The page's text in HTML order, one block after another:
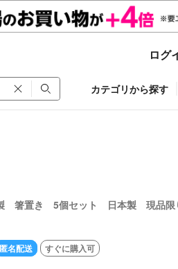
ログ
カテゴリから探す
箸置き 5個セット 日本製 現品限
匿名配送 すぐに購入可